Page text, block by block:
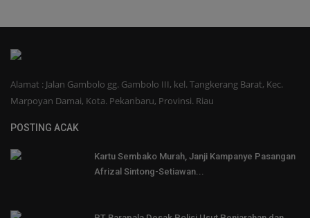
Alamat : Jalan Gambolo gg. Gambolo III, kel. Tangkerang Barat, Kec.
Marpoyan Damai, Kota. Pekanbaru, Provinsi. Riau
POSTING ACAK
Kartu Sembako Murah, Janji Kampanye Pasangan
Afrizal Sintong-Setiawan...